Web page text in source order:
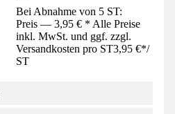
Bei Abnahme von 5 ST:
Preis — 3,95 € * Alle Preise
inkl. MwSt. und ggf. zzgl.
Versandkosten pro ST3,95 €*/
ST